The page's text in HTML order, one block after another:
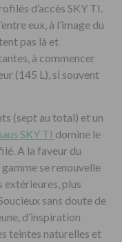
d’accès SKY TI.
eux, à l’image du
pas là et
à commencer
(145 L), si souvent
(sept au total) et un
SKY TI domine le
A la faveur du
se renouvelle
extérieures, plus
sans doute de
d’inspiration
teintes naturelles et